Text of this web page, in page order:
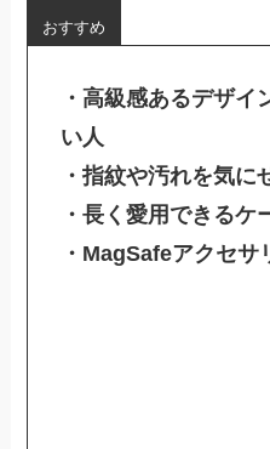
おすすめ
・高級感あるデザ
い人
・指紋や汚れを気に
・長く愛用できるケ
・MagSafeアクセサ